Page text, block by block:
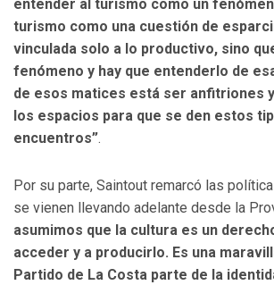
entender al turismo como un
turismo como una cuestión de
vinculada solo a lo productivo, sino
fenómeno y hay que entenderlo de
de esos matices está ser anfitriones
los espacios para que se den estos
encuentros”.
Por su parte, Saintout remarcó las
se vienen llevando adelante desde la
asumimos que la cultura es un
acceder y a producirlo. Es una
Partido de La Costa parte de la